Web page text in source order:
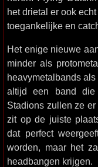
het drietal er ook
toegankelijke en
Het enige nieuwe
minder als
heavymetalbands
altijd een band die
Stadions zullen ze
zit op de juiste
dat perfect
worden, maar het
headbangen krijgen.